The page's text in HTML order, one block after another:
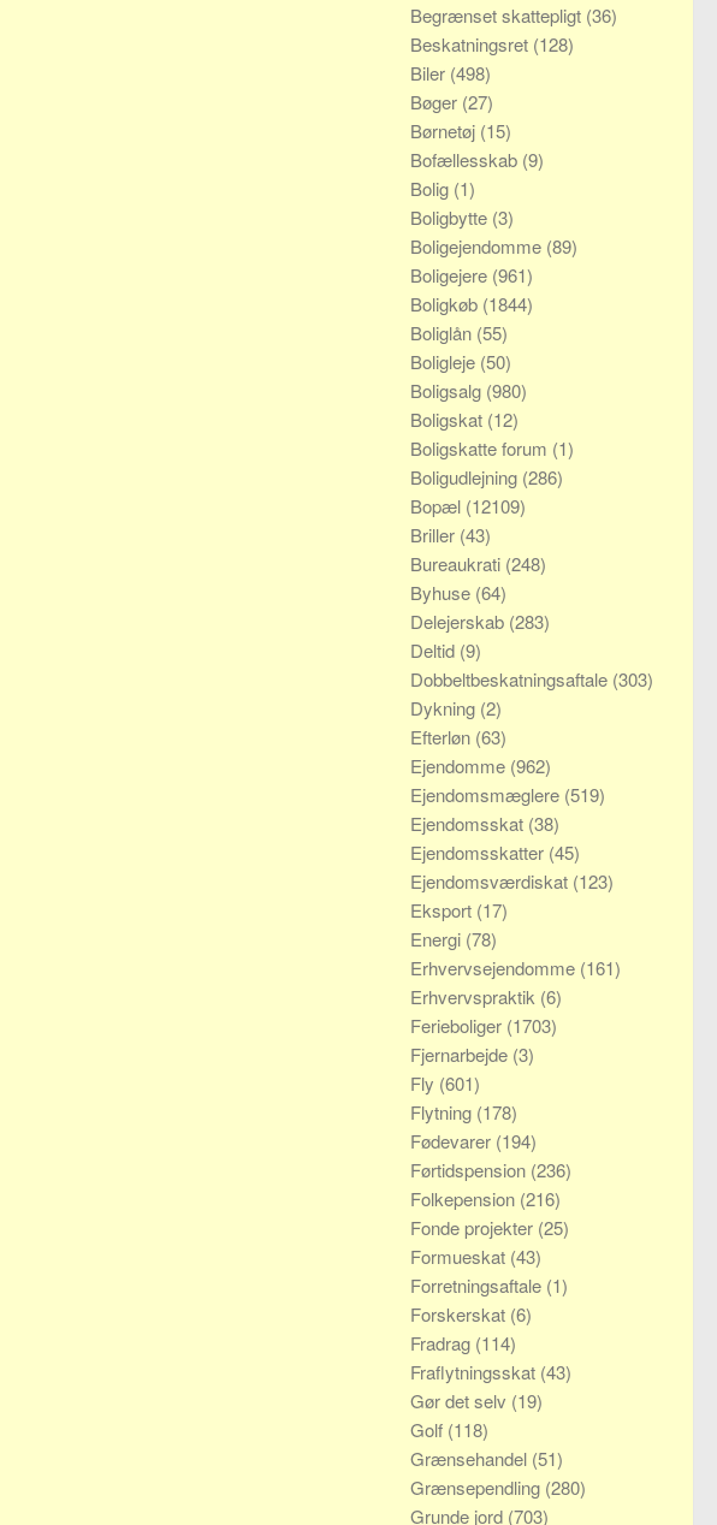
Begrænset skattepligt (36)
Beskatningsret (128)
Biler (498)
Bøger (27)
Børnetøj (15)
Bofællesskab (9)
Bolig (1)
Boligbytte (3)
Boligejendomme (89)
Boligejere (961)
Boligkøb (1844)
Boliglån (55)
Boligleje (50)
Boligsalg (980)
Boligskat (12)
Boligskatte forum (1)
Boligudlejning (286)
Bopæl (12109)
Briller (43)
Bureaukrati (248)
Byhuse (64)
Delejerskab (283)
Deltid (9)
Dobbeltbeskatningsaftale (303)
Dykning (2)
Efterløn (63)
Ejendomme (962)
Ejendomsmæglere (519)
Ejendomsskat (38)
Ejendomsskatter (45)
Ejendomsværdiskat (123)
Eksport (17)
Energi (78)
Erhvervsejendomme (161)
Erhvervspraktik (6)
Ferieboliger (1703)
Fjernarbejde (3)
Fly (601)
Flytning (178)
Fødevarer (194)
Førtidspension (236)
Folkepension (216)
Fonde projekter (25)
Formueskat (43)
Forretningsaftale (1)
Forskerskat (6)
Fradrag (114)
Fraflytningsskat (43)
Gør det selv (19)
Golf (118)
Grænsehandel (51)
Grænsependling (280)
Grunde jord (703)